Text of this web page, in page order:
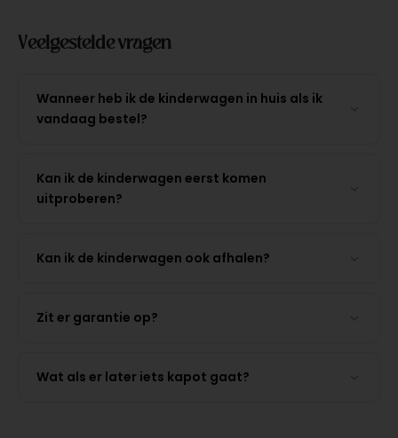
Veelgestelde vragen
Wanneer heb ik de kinderwagen in huis als ik
vandaag bestel?
Kan ik de kinderwagen eerst komen
uitproberen?
Kan ik de kinderwagen ook afhalen?
Zit er garantie op?
Wat als er later iets kapot gaat?